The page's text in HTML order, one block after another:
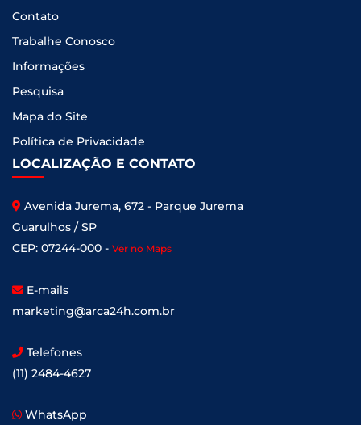
Contato
Trabalhe Conosco
Informações
Pesquisa
Mapa do Site
Política de Privacidade
LOCALIZAÇÃO E CONTATO
Avenida Jurema, 672 - Parque Jurema
Guarulhos / SP
CEP: 07244-000 - Ver no Maps
E-mails
marketing@arca24h.com.br
Telefones
(11) 2484-4627
WhatsApp